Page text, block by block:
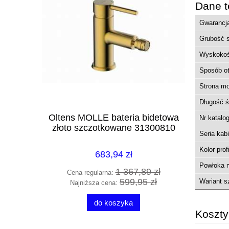
Oltens MOLLE bateria bidetowa
złoto szczotkowane 31300810
683,94 zł
Cena regularna:1 367,89 zł
Najniższa cena: 599,95 zł
do koszyka
Oltens
Dane
Grubość
Sposób
Strona
Długość
Nr
Seria
Kolor
Powłoka
Wariant